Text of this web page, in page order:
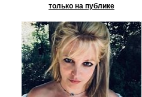
только на публике